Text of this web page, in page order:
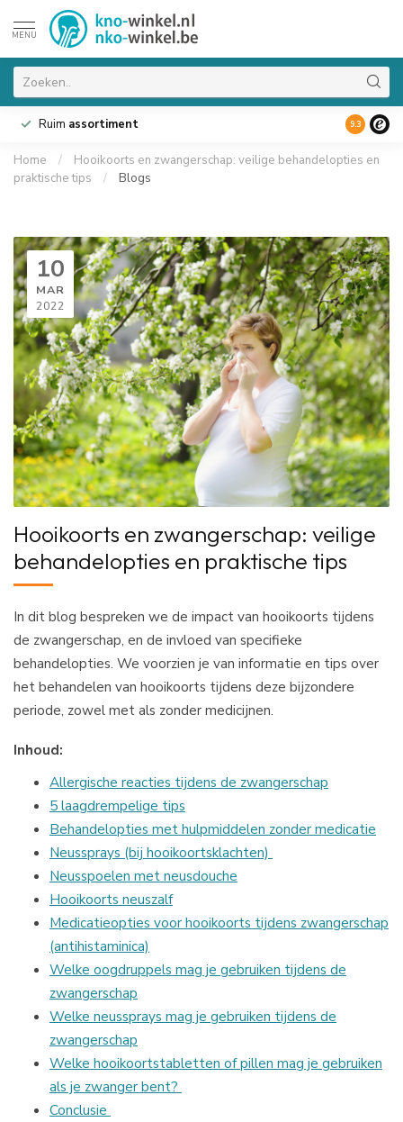
MENU
Ruim assortiment 9.3
Home /
Hooikoorts en zwangerschap: veilige behandelopties en
praktische tips
/ Blogs
10
MAR
2022
Hooikoorts en zwangerschap: veilige
behandelopties en praktische tips
In dit blog bespreken we de impact van hooikoorts tijdens
de zwangerschap, en de invloed van specifieke
behandelopties. We voorzien je van informatie en tips over
het behandelen van hooikoorts tijdens deze bijzondere
periode, zowel met als zonder medicijnen.
Inhoud:
Allergische reacties tijdens de zwangerschap
5 laagdrempelige tips
Behandelopties met hulpmiddelen zonder medicatie
Neussprays (bij hooikoortsklachten)
Neusspoelen met neusdouche
Hooikoorts neuszalf
Medicatieopties voor hooikoorts tijdens zwangerschap
(antihistaminica)
Welke oogdruppels mag je gebruiken tijdens de
zwangerschap
Welke neussprays mag je gebruiken tijdens de
zwangerschap
Welke hooikoortstabletten of pillen mag je gebruiken
als je zwanger bent?
Conclusie